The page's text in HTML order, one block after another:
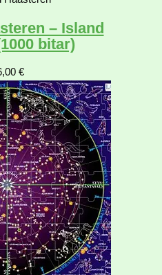
– Island
bitar)
€